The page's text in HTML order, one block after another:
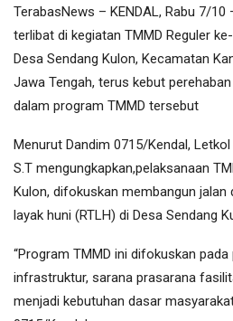
TerabasNews – KENDAL, Rabu 7/10
terlibat di kegiatan TMMD Reguler
Desa Sendang Kulon, Kecamatan
Jawa Tengah, terus kebut
dalam program TMMD tersebut
Menurut Dandim 0715/Kendal,
S.T mengungkapkan,pelaksanaan
Kulon, difokuskan membangun jalan
layak huni (RTLH) di Desa Sendang
“Program TMMD ini difokuskan pada
infrastruktur, sarana prasarana
menjadi kebutuhan dasar